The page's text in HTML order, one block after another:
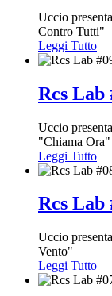
Uccio
Contro Tutti"
Leggi Tutto
Rcs Lab
Uccio
"Chiama Ora"
Leggi Tutto
Rcs Lab
Uccio
Vento"
Leggi Tutto